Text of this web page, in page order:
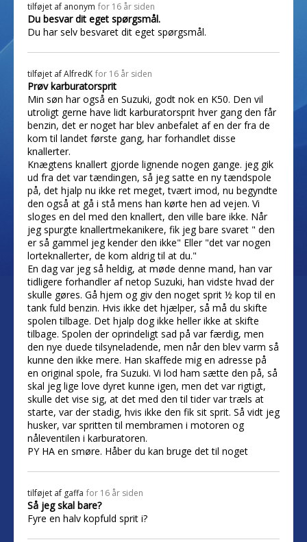
tilføjet af anonym for 16 år siden
Du besvar dit eget spørgsmål.
Du har selv besvaret dit eget spørgsmål.
tilføjet afAlfredK for 16 år siden
Prøv karburatorsprit
Min søn har også en Suzuki, godt nok en K50. Den vil
utroligt gerne have lidt karburatorsprit hver gang den får
benzin, det er noget har blev anbefalet af en der fra de
kom til landet første gang, har forhandlet disse
knallerter.
Knægtens knallert gjorde lignende nogen gange. jeg gik
ud fra det var tændingen, så jeg satte en ny tændspole
på, det hjalp nu ikke ret meget, tvært imod, nu begyndte
den også at gå i stå mens han kørte hen ad vejen. Vi
sloges en del med den knallert, den ville bare ikke. Når
jeg spurgte knallertmekanikere, fik jeg bare svaret " den
er så gammel jeg kender den ikke" Eller "det var nogen
lorteknallerter, de kom aldrig til at du."
En dag var jeg så heldig, at møde denne mand, han var
tidligere forhandler af netop Suzuki, han vidste hvad der
skulle gøres. Gå hjem og giv den noget sprit ½ kop til en
tank fuld benzin. Hvis ikke det hjælper, så må du skifte
spolen tilbage. Det hjalp dog ikke heller ikke at skifte
tilbage. Spolen der oprindeligt sad på var færdig, men
den nye duede tilsyneladende, men når den blev varm så
kunne den ikke mere. Han skaffede mig en adresse på
en original spole, fra Suzuki. Vi lod ham sætte den på, så
skal jeg lige love dyret kunne igen, men det var rigtigt,
skulle det vise sig, at det med den til tider var træls at
starte, var der stadig, hvis ikke den fik sit sprit. Så vidt jeg
husker, var spritten til membramen i motoren og
nåleventilen i karburatoren.
PY HA en smøre. Håber du kan bruge det til noget
tilføjet af gaffa for 16 år siden
Så jeg skal bare?
Fyre en halv kopfuld sprit i?